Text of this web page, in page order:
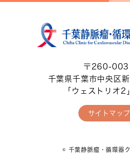
〒260-
千葉県千葉市中央区
「ウェストリオ2
サイトマップ
© 千葉静脈瘤・循環器